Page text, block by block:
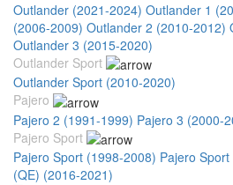
Outlander (2021-2024) Outlander 1
(2006-2009) Outlander 2 (2010-2012)
Outlander 3 (2015-2020)
Outlander Sport
Outlander Sport (2010-2020)
Pajero
Pajero 2 (1991-1999) Pajero 3 (2000-
Pajero Sport
Pajero Sport (1998-2008) Pajero
(QE) (2016-2021)